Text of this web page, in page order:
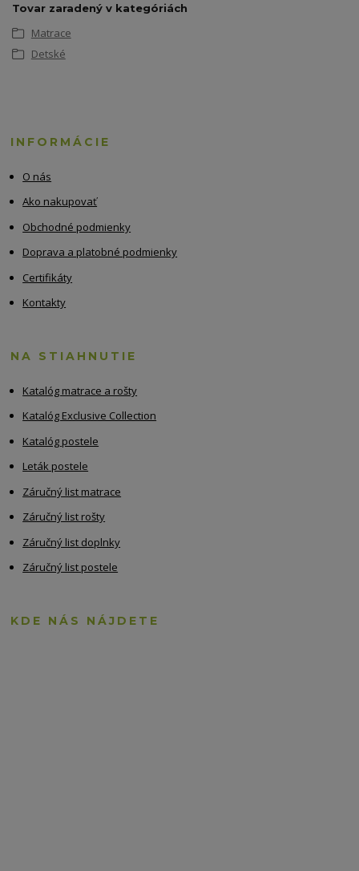
Tovar zaradený v kategóriách
Matrace
Detské
INFORMÁCIE
O nás
Ako nakupovať
Obchodné podmienky
Doprava a platobné podmienky
Certifikáty
Kontakty
NA STIAHNUTIE
Katalóg matrace a rošty
Katalóg Exclusive Collection
Katalóg postele
Leták postele
Záručný list matrace
Záručný list rošty
Záručný list doplnky
Záručný list postele
KDE NÁS NÁJDETE